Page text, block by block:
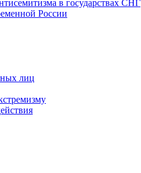
в государствах СНГ
России
лиц